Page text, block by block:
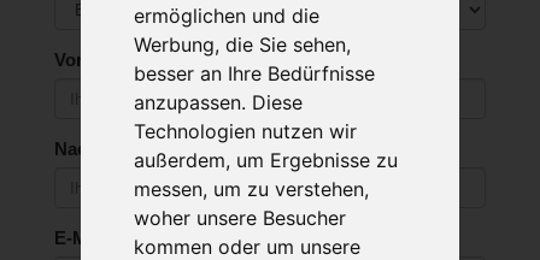
ermöglichen und die
Werbung, die Sie sehen,
besser an Ihre Bedürfnisse
anzupassen. Diese
Technologien nutzen wir
außerdem, um Ergebnisse zu
messen, um zu verstehen,
woher unsere Besucher
kommen oder um unsere
Vorname:*
Nachname:*
E-Mail:*